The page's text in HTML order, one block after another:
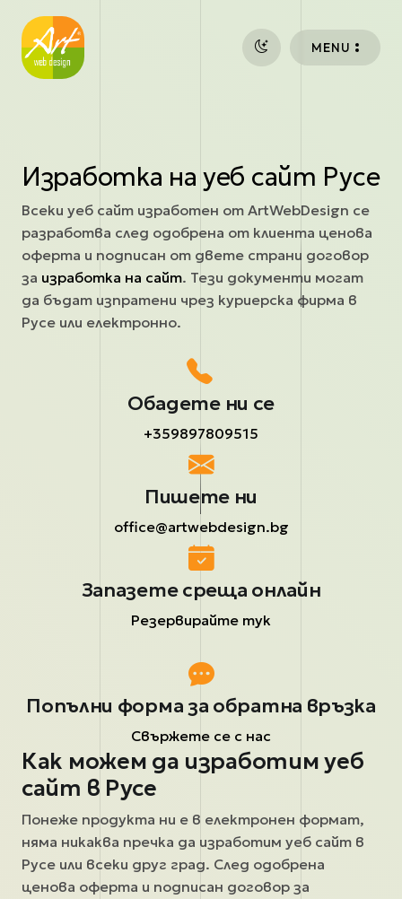
MENU
Изработка на уеб сайт Русе
Всеки уеб сайт изработен от ArtWebDesign се
разработва след одобрена от клиента ценова
оферта и подписан от двете страни договор
за изработка на сайт. Тези документи могат
да бъдат изпратени чрез куриерска фирма в
Русе или електронно.
Обадете ни се
+359897809515
Пишете ни
office@artwebdesign.bg
Запазете среща онлайн
Резервирайте тук
Попълни форма за обратна връзка
Свържете се с нас
Как можем да изработим уеб
сайт в Русе
Понеже продукта ни е в електронен формат,
няма никаква пречка да изработим уеб сайт в
Русе или всеки друг град. След одобрена
ценова оферта и подписан договор за